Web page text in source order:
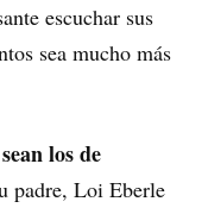
escuchar sus
sea mucho más
los de
padre, Loi Eberle